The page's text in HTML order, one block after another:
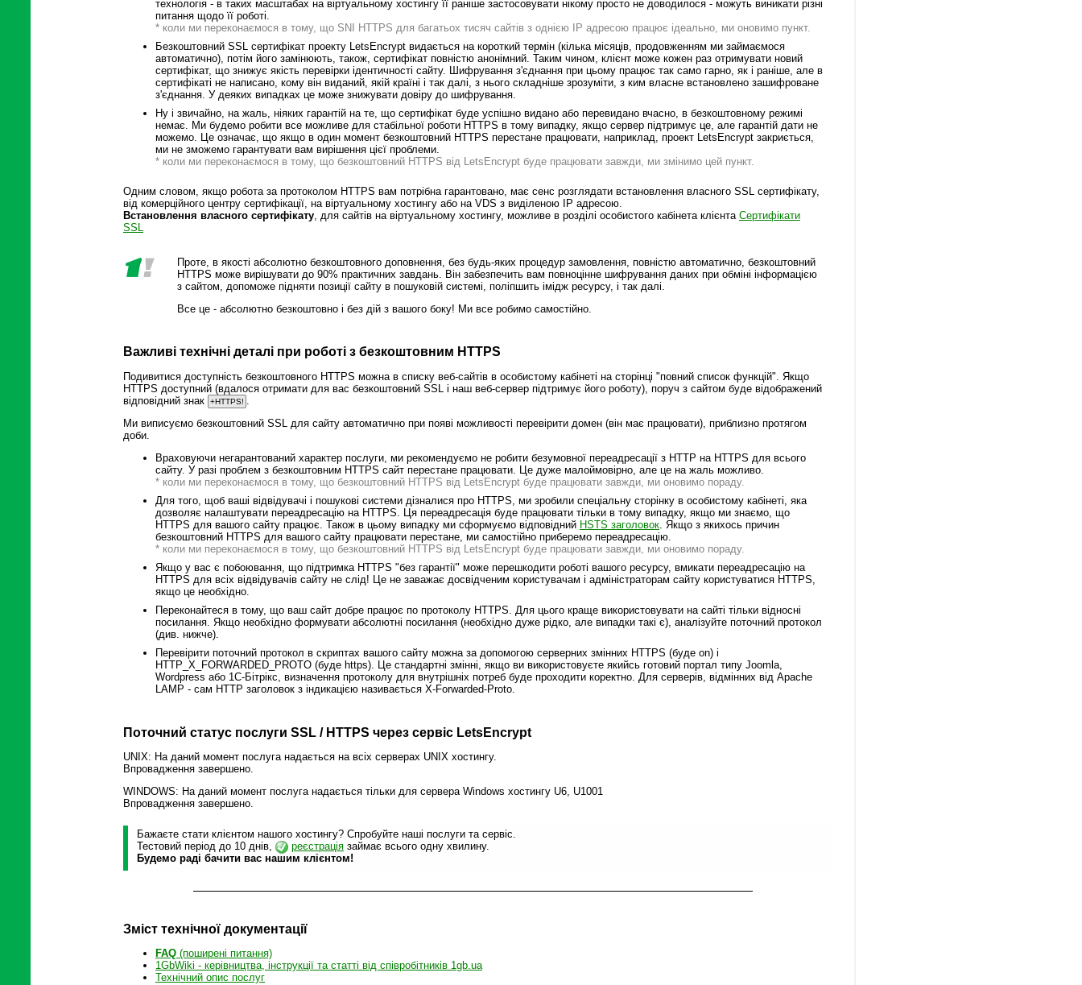
технологія - в таких масштабах на віртуальному хостингу її раніше застосовувати нікому просто не доводилося - можуть виникати різні
питання щодо її роботі.
* коли ми переконаємося в тому, що SNI HTTPS для багатьох тисяч сайтів з однією IP адресою працює ідеально, ми оновимо пункт.
Безкоштовний SSL сертифікат проекту LetsEncrypt видається на короткий термін (кілька місяців, продовженням ми займаємося
автоматично), потім його замінюють, також, сертифікат повністю анонімний. Таким чином, клієнт може кожен раз отримувати новий
сертифікат, що знижує якість перевірки ідентичності сайту. Шифрування з'єднання при цьому працює так само гарно, як і раніше, але в
сертифікаті не написано, кому він виданий, якій країні і так далі, з нього складніше зрозуміти, з ким власне встановлено зашифроване
з'єднання. У деяких випадках це може знижувати довіру до шифрування.
Ну і звичайно, на жаль, ніяких гарантій на те, що сертифікат буде успішно видано або перевидано вчасно, в безкоштовному режимі
немає. Ми будемо робити все можливе для стабільної роботи HTTPS в тому випадку, якщо сервер підтримує це, але гарантій дати не
можемо. Це означає, що якщо в один момент безкоштовний HTTPS перестане працювати, наприклад, проект LetsEncrypt закриється,
ми не зможемо гарантувати вам вирішення цієї проблеми.
* коли ми переконаємося в тому, що безкоштовний HTTPS від LetsEncrypt буде працювати завжди, ми змінимо цей пункт.
Одним словом, якщо робота за протоколом HTTPS вам потрібна гарантовано, має сенс розглядати встановлення власного SSL сертифікату,
від комерційного центру сертифікації, на віртуальному хостингу або на VDS з виділеною IP адресою.
Встановлення власного сертифікату , для сайтів на віртуальному хостингу, можливе в розділі особистого кабінета клієнта Сертифікати
SSL
Проте, в якості абсолютно безкоштовного доповнення, без будь-яких процедур замовлення, повністю автоматично, безкоштовний
HTTPS може вирішувати до 90% практичних завдань. Він забезпечить вам повноцінне шифрування даних при обміні інформацією
з сайтом, допоможе підняти позиції сайту в пошуковій системі, поліпшить імідж ресурсу, і так далі.
Все це - абсолютно безкоштовно і без дій з вашого боку! Ми все робимо самостійно.
Важливі технічні деталі при роботі з безкоштовним HTTPS
Подивитися доступність безкоштовного HTTPS можна в списку веб-сайтів в особистому кабінеті на сторінці "повний список функцій". Якщо
HTTPS доступний (вдалося отримати для вас безкоштовний SSL і наш веб-сервер підтримує його роботу), поруч з сайтом буде відображений
відповідний знак
+HTTPS!
Ми виписуємо безкоштовний SSL для сайту автоматично при появі можливості перевірити домен (він має працювати), приблизно протягом
доби.
Враховуючи негарантований характер послуги, ми рекомендуємо не робити безумовної переадресації з HTTP на HTTPS для всього
сайту. У разі проблем з безкоштовним HTTPS сайт перестане працювати. Це дуже малоймовірно, але це на жаль можливо.
* коли ми переконаємося в тому, що безкоштовний HTTPS від LetsEncrypt буде працювати завжди, ми оновимо пораду.
Для того, щоб ваші відвідувачі і пошукові системи дізналися про HTTPS, ми зробили спеціальну сторінку в особистому кабінеті, яка
дозволяє налаштувати переадресацію на HTTPS. Ця переадресація буде працювати тільки в тому випадку, якщо ми знаємо, що
HTTPS для вашого сайту працює. Також в цьому випадку ми сформуємо відповідний HSTS заголовок. Якщо з якихось причин
безкоштовний HTTPS для вашого сайту працювати перестане, ми самостійно приберемо переадресацію.
* коли ми переконаємося в тому, що безкоштовний HTTPS від LetsEncrypt буде працювати завжди, ми оновимо пораду.
Якщо у вас є побоювання, що підтримка HTTPS "без гарантії" може перешкодити роботі вашого ресурсу, вмикати переадресацію на
HTTPS для всіх відвідувачів сайту не слід! Це не заважає досвідченим користувачам і адміністраторам сайту користуватися HTTPS,
якщо це необхідно.
Переконайтеся в тому, що ваш сайт добре працює по протоколу HTTPS. Для цього краще використовувати на сайті тільки відносні
посилання. Якщо необхідно формувати абсолютні посилання (необхідно дуже рідко, але випадки такі є), аналізуйте поточний протокол
(див. нижче).
Перевірити поточний протокол в скриптах вашого сайту можна за допомогою серверних змінних HTTPS (буде on) і
HTTP_X_FORWARDED_PROTO (буде https). Це стандартні змінні, якщо ви використовуєте якийсь готовий портал типу Joomla,
Wordpress або 1С-Бітрікс, визначення протоколу для внутрішніх потреб буде проходити коректно. Для серверів, відмінних від Apache
LAMP - сам HTTP заголовок з індикацією називається X-Forwarded-Proto.
Поточний статус послуги SSL / HTTPS через сервіс LetsEncrypt
UNIX: На даний момент послуга надається на всіх серверах UNIX хостингу.
Впровадження завершено.
WINDOWS: На даний момент послуга надається тільки для сервера Windows хостингу U6, U1001
Впровадження завершено.
Бажаєте стати клієнтом нашого хостингу? Спробуйте наші послуги та сервіс.
Тестовий період до 10 днів,
реєстрація займає всього одну хвилину.
Будемо раді бачити вас нашим клієнтом!
Зміст технічної документації
FAQ (поширені питання)
1GbWiki - керівництва, інструкції та статті від співробітників 1gb.ua
Технічний опис послуг